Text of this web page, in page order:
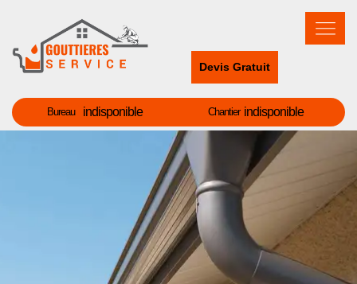
Devis Gratuit
Bureau indisponible Chantier indisponible